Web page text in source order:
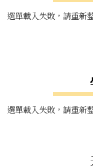
選單載入失敗，請重新
選單載入失敗，請重新